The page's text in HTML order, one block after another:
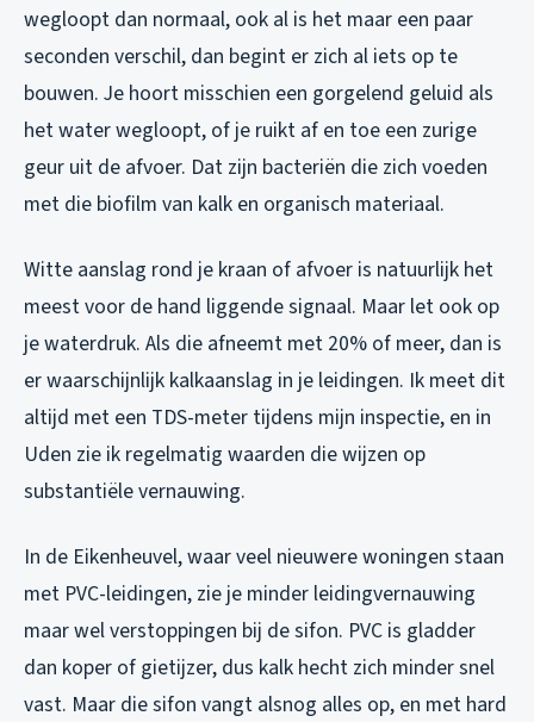
wegloopt dan normaal, ook al is het maar een paar
seconden verschil, dan begint er zich al iets op te
bouwen. Je hoort misschien een gorgelend geluid als
het water wegloopt, of je ruikt af en toe een zurige
geur uit de afvoer. Dat zijn bacteriën die zich voeden
met die biofilm van kalk en organisch materiaal.
Witte aanslag rond je kraan of afvoer is natuurlijk het
meest voor de hand liggende signaal. Maar let ook op
je waterdruk. Als die afneemt met 20% of meer, dan is
er waarschijnlijk kalkaanslag in je leidingen. Ik meet dit
altijd met een TDS-meter tijdens mijn inspectie, en in
Uden zie ik regelmatig waarden die wijzen op
substantiële vernauwing.
In de Eikenheuvel, waar veel nieuwere woningen staan
met PVC-leidingen, zie je minder leidingvernauwing
maar wel verstoppingen bij de sifon. PVC is gladder
dan koper of gietijzer, dus kalk hecht zich minder snel
vast. Maar die sifon vangt alsnog alles op, en met hard